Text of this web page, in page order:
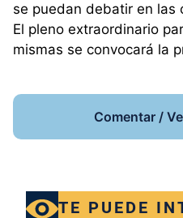
se puedan debatir en las
El pleno extraordinario
mismas se convocará la
Comentar /
TE PUEDE